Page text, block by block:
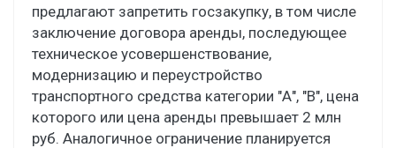
предлагают запретить госзакупку, в том числе
заключение договора аренды, последующее
техническое усовершенствование,
модернизацию и переустройство
транспортного средства категории "А", "В", цена
которого или цена аренды превышает 2 млн
руб. Аналогичное ограничение планируется